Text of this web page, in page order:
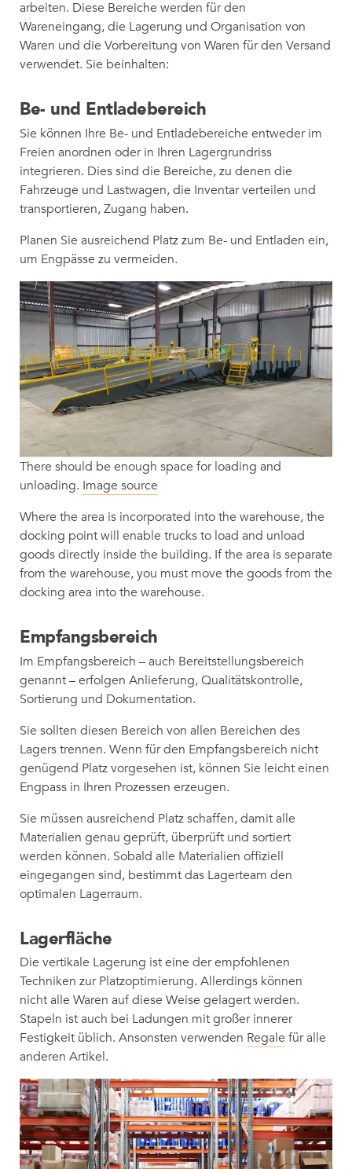
arbeiten. Diese Bereiche werden für den
Wareneingang, die Lagerung und Organisation von
Waren und die Vorbereitung von Waren für den Versand
verwendet. Sie beinhalten:
Be- und Entladebereich
Sie können Ihre Be- und Entladebereiche entweder im
Freien anordnen oder in Ihren Lagergrundriss
integrieren. Dies sind die Bereiche, zu denen die
Fahrzeuge und Lastwagen, die Inventar verteilen und
transportieren, Zugang haben.
Planen Sie ausreichend Platz zum Be- und Entladen ein,
um Engpässe zu vermeiden.
There should be enough space for loading and
unloading. Image source
Where the area is incorporated into the warehouse, the
docking point will enable trucks to load and unload
goods directly inside the building. If the area is separate
from the warehouse, you must move the goods from the
docking area into the warehouse.
Empfangsbereich
Im Empfangsbereich – auch Bereitstellungsbereich
genannt – erfolgen Anlieferung, Qualitätskontrolle,
Sortierung und Dokumentation.
Sie sollten diesen Bereich von allen Bereichen des
Lagers trennen. Wenn für den Empfangsbereich nicht
genügend Platz vorgesehen ist, können Sie leicht einen
Engpass in Ihren Prozessen erzeugen.
Sie müssen ausreichend Platz schaffen, damit alle
Materialien genau geprüft, überprüft und sortiert
werden können. Sobald alle Materialien offiziell
eingegangen sind, bestimmt das Lagerteam den
optimalen Lagerraum.
Lagerfläche
Die vertikale Lagerung ist eine der empfohlenen
Techniken zur Platzoptimierung. Allerdings können
nicht alle Waren auf diese Weise gelagert werden.
Stapeln ist auch bei Ladungen mit großer innerer
Festigkeit üblich. Ansonsten verwenden Regale für alle
anderen Artikel.